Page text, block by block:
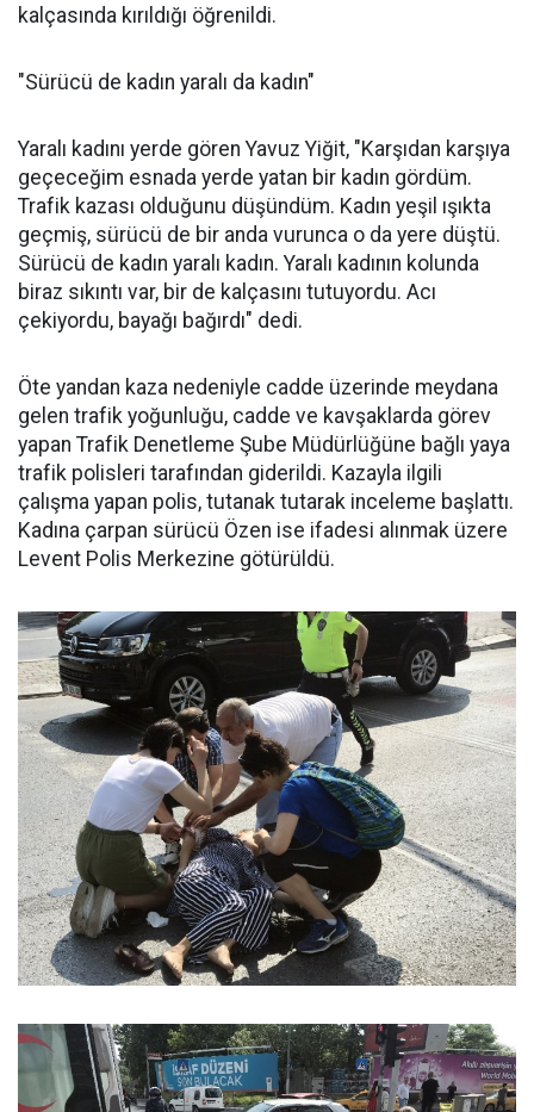
kalçasında kırıldığı öğrenildi.
"Sürücü de kadın yaralı da kadın"
Yaralı kadını yerde gören Yavuz Yiğit, "Karşıdan karşıya
geçeceğim esnada yerde yatan bir kadın gördüm.
Trafik kazası olduğunu düşündüm. Kadın yeşil ışıkta
geçmiş, sürücü de bir anda vurunca o da yere düştü.
Sürücü de kadın yaralı kadın. Yaralı kadının kolunda
biraz sıkıntı var, bir de kalçasını tutuyordu. Acı
çekiyordu, bayağı bağırdı" dedi.
Öte yandan kaza nedeniyle cadde üzerinde meydana
gelen trafik yoğunluğu, cadde ve kavşaklarda görev
yapan Trafik Denetleme Şube Müdürlüğüne bağlı yaya
trafik polisleri tarafından giderildi. Kazayla ilgili
çalışma yapan polis, tutanak tutarak inceleme başlattı.
Kadına çarpan sürücü Özen ise ifadesi alınmak üzere
Levent Polis Merkezine götürüldü.